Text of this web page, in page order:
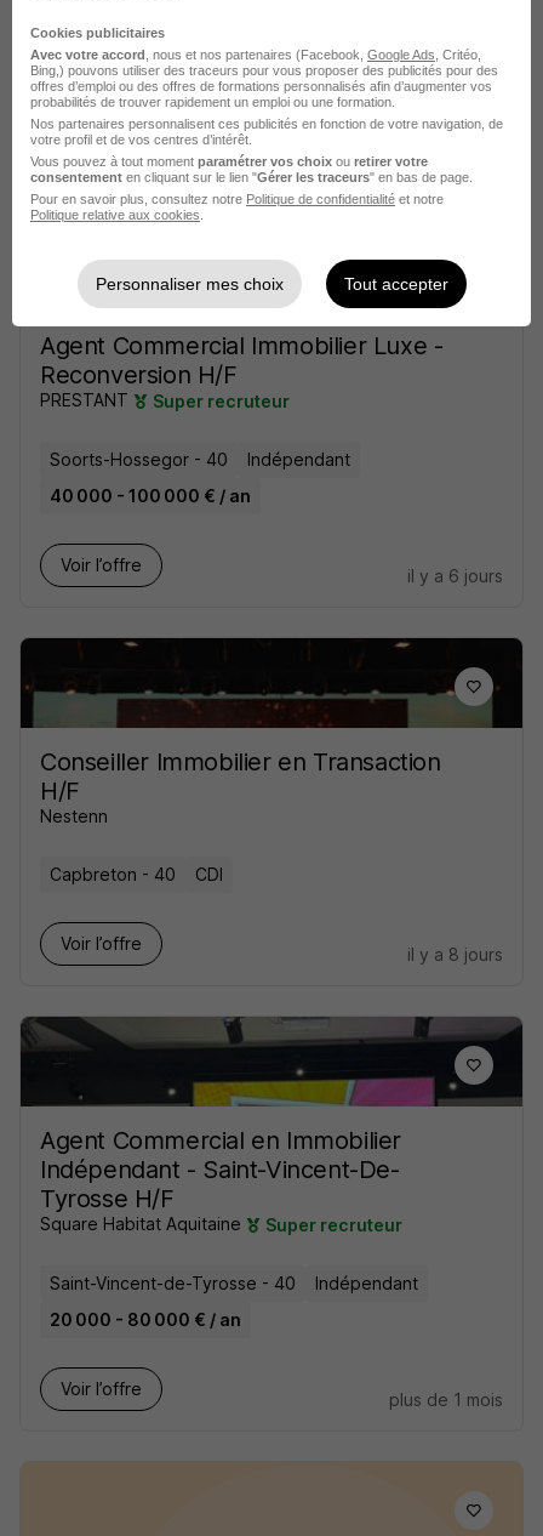
Capbreton - 40
40 000 - 90 000 € / an
Télétravail occasionnel
Voir l’offre
il y a 9 jours
Agent Commercial Immobilier Luxe -
Reconversion H/F
PRESTANT Super recruteur
Soorts-Hossegor - 40
Indépendant
40 000 - 100 000 € / an
Voir l’offre
il y a 6 jours
Conseiller Immobilier en Transaction
H/F
Nestenn
Capbreton - 40 CDI
Voir l’offre
il y a 8 jours
Agent Commercial en Immobilier
Indépendant - Saint-Vincent-De-
Tyrosse H/F
Square Habitat Aquitaine Super recruteur
Saint-Vincent-de-Tyrosse - 40
Indépendant
20 000 - 80 000 € / an
Voir l’offre
plus de 1 mois
Cookies publicitaires
Avec votre accord , nous et nos partenaires (Facebook, Google Ads , Critéo,
Bing,) pouvons utiliser des traceurs pour vous proposer des publicités pour des
offres d’emploi ou des offres de formations personnalisés afin d’augmenter vos
probabilités de trouver rapidement un emploi ou une formation.
Nos partenaires personnalisent ces publicités en fonction de votre navigation, de
votre profil et de vos centres d’intérêt.
Vous pouvez à tout moment paramétrer vos choix ou retirer votre
consentement en cliquant sur le lien "Gérer les traceurs" en bas de page.
Pour en savoir plus, consultez notre Politique de confidentialité et notre
Politique relative aux cookies
Personnaliser mes choix Tout accepter